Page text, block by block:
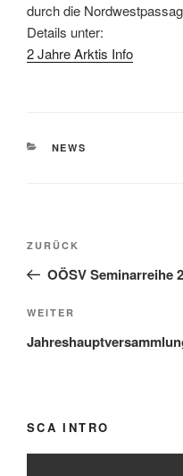
durch die
Details unter:
2 Jahre Arktis Info
KATEGORIEN
NEWS
Beitragsnavigation
Vorheriger
Beitrag
ZURÜCK
OÖSV Seminarreihe
Nächster
Beitrag
WEITER
SCA INTRO